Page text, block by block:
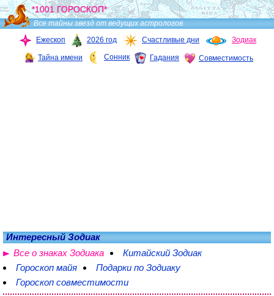
*1001 ГОРОСКОП*
Все тайны звезд от ведущих астрологов
Ежескоп
2026 год Счастливые дни Зодиак
Тайна имени Сонник Гадания Совместимость
Интересный Зодиак
Все о знаках Зодиака
Китайский Зодиак
Гороскоп майя
Подарки по Зодиаку
Гороскоп совместимости